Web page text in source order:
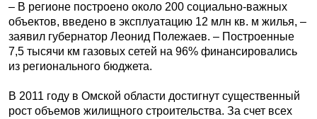
– В регионе построено около 200 социально-важных
объектов, введено в эксплуатацию 12 млн кв. м жилья, –
заявил губернатор Леонид Полежаев. – Построенные
7,5 тысячи км газовых сетей на 96% финансировались
из регионального бюджета.
В 2011 году в Омской области достигнут существенный
рост объемов жилищного строительства. За счет всех